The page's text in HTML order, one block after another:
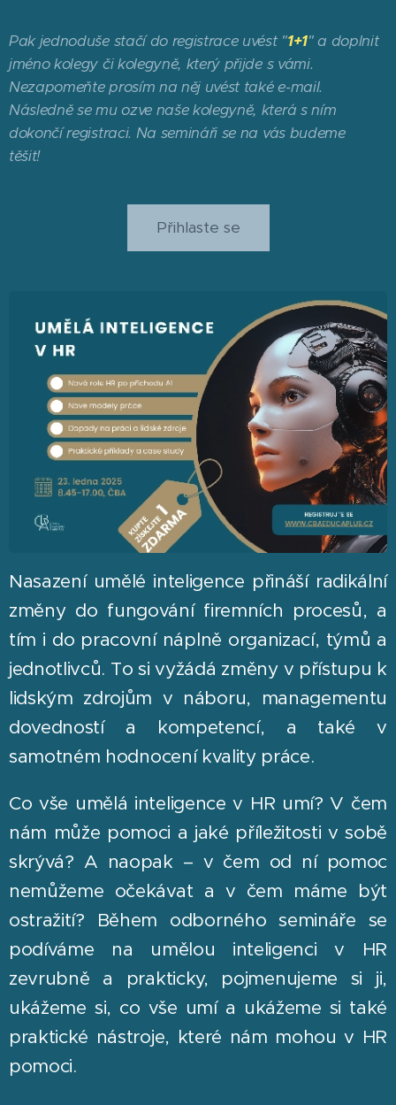
Pak jednoduše stačí do registrace uvést "1+1" a doplnit
jméno kolegy či kolegyně, který přijde s vámi.
Nezapomeňte prosím na něj uvést také e-mail.
Následně se mu ozve naše kolegyně, která s ním
dokončí registraci. Na semináři se na vás budeme
těšit!
Přihlaste se
Nasazení umělé inteligence přináší radikální
změny do fungování firemních procesů, a
tím i do pracovní náplně organizací, týmů a
jednotlivců. To si vyžádá změny v přístupu k
lidským zdrojům v náboru, managementu
dovedností a kompetencí, a také v
samotném hodnocení kvality práce.
Co vše umělá inteligence v HR umí? V čem
nám může pomoci a jaké příležitosti v sobě
skrývá? A naopak – v čem od ní pomoc
nemůžeme očekávat a v čem máme být
ostražití? Během odborného semináře se
podíváme na umělou inteligenci v HR
zevrubně a prakticky, pojmenujeme si ji,
ukážeme si, co vše umí a ukážeme si také
praktické nástroje, které nám mohou v HR
pomoci.